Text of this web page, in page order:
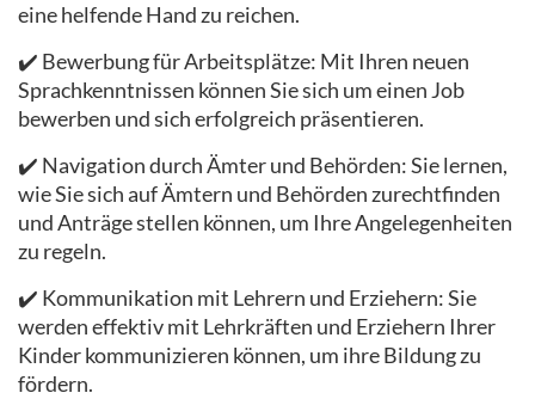
eine helfende Hand zu reichen.
✔️ Bewerbung für Arbeitsplätze: Mit Ihren neuen
Sprachkenntnissen können Sie sich um einen Job
bewerben und sich erfolgreich präsentieren.
✔️ Navigation durch Ämter und Behörden: Sie lernen,
wie Sie sich auf Ämtern und Behörden zurechtfinden
und Anträge stellen können, um Ihre Angelegenheiten
zu regeln.
✔️ Kommunikation mit Lehrern und Erziehern: Sie
werden effektiv mit Lehrkräften und Erziehern Ihrer
Kinder kommunizieren können, um ihre Bildung zu
fördern.